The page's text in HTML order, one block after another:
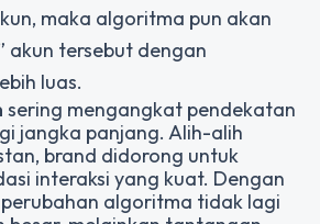
maka algoritma pun akan
akun tersebut dengan
luas.
sering mengangkat pendekatan
jangka panjang. Alih-alih
brand didorong untuk
interaksi yang kuat. Dengan
algoritma tidak lagi